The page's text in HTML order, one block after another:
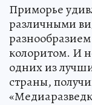
Приморье
различными
колоритом. И
одних из
страны,